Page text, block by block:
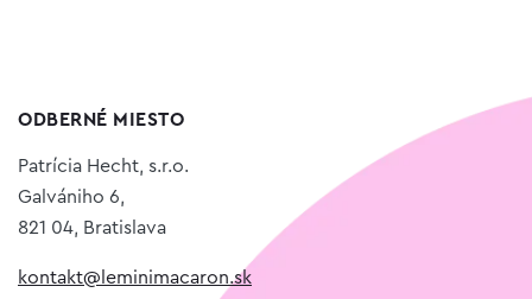
ODBERNÉ MIESTO
Patrícia Hecht, s.r.o.
Galvániho 6,
821 04, Bratislava
kontakt@leminimacaron.sk